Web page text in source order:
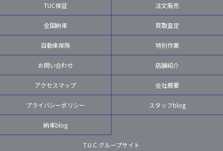
TUC保証 注文販売
全国納車 買取査定
自動車保険 特別作業
お問い合わせ 店舗紹介
アクセスマップ 会社概要
プライバシーポリシー スタッフblog
納車blog
T.U.C.グループサイト